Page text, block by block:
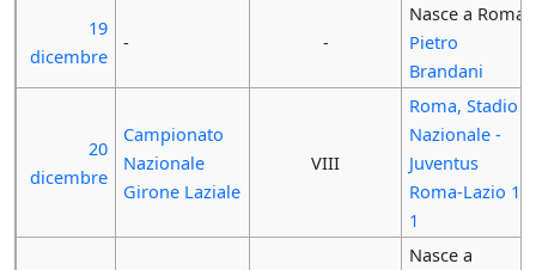
19
dicembre
- -
Nasce a Roma
Pietro
Brandani
20
dicembre
Campionato
Nazionale
Girone Laziale
VIII
Roma, Stadio
Nazionale -
Juventus
Roma-Lazio 1-
1
Nasce a